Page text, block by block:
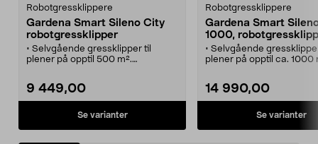
Robotgressklippere
Gardena Smart Sileno City
robotgressklipper
• Selvgående gressklipper til
plener på opptil 500 m².
• Kobles til hjemmenettverket via
medfølgende gateway og WiFi.
• Klipper jevnt og fint uten å
9 449,00
Se varianter
Robotgressklippere
Gardena Smart
1000,
• Selvgående
plener på opptil ca. 1000
• Med innebygd WiFi og
medfølgende gateway
til hjemmenettverket.
14 990,00
Se varianter